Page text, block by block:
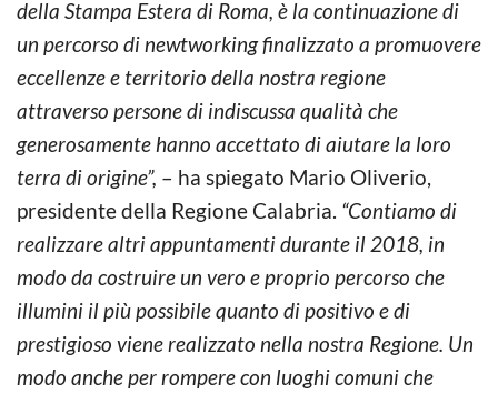
della Stampa Estera di Roma, è la continuazione di
un percorso di newtworking finalizzato a promuovere
eccellenze e territorio della nostra regione
attraverso persone di indiscussa qualità che
generosamente hanno accettato di aiutare la loro
terra di origine”, – ha spiegato Mario Oliverio,
presidente della Regione Calabria. “Contiamo di
realizzare altri appuntamenti durante il 2018, in
modo da costruire un vero e proprio percorso che
illumini il più possibile quanto di positivo e di
prestigioso viene realizzato nella nostra Regione. Un
modo anche per rompere con luoghi comuni che